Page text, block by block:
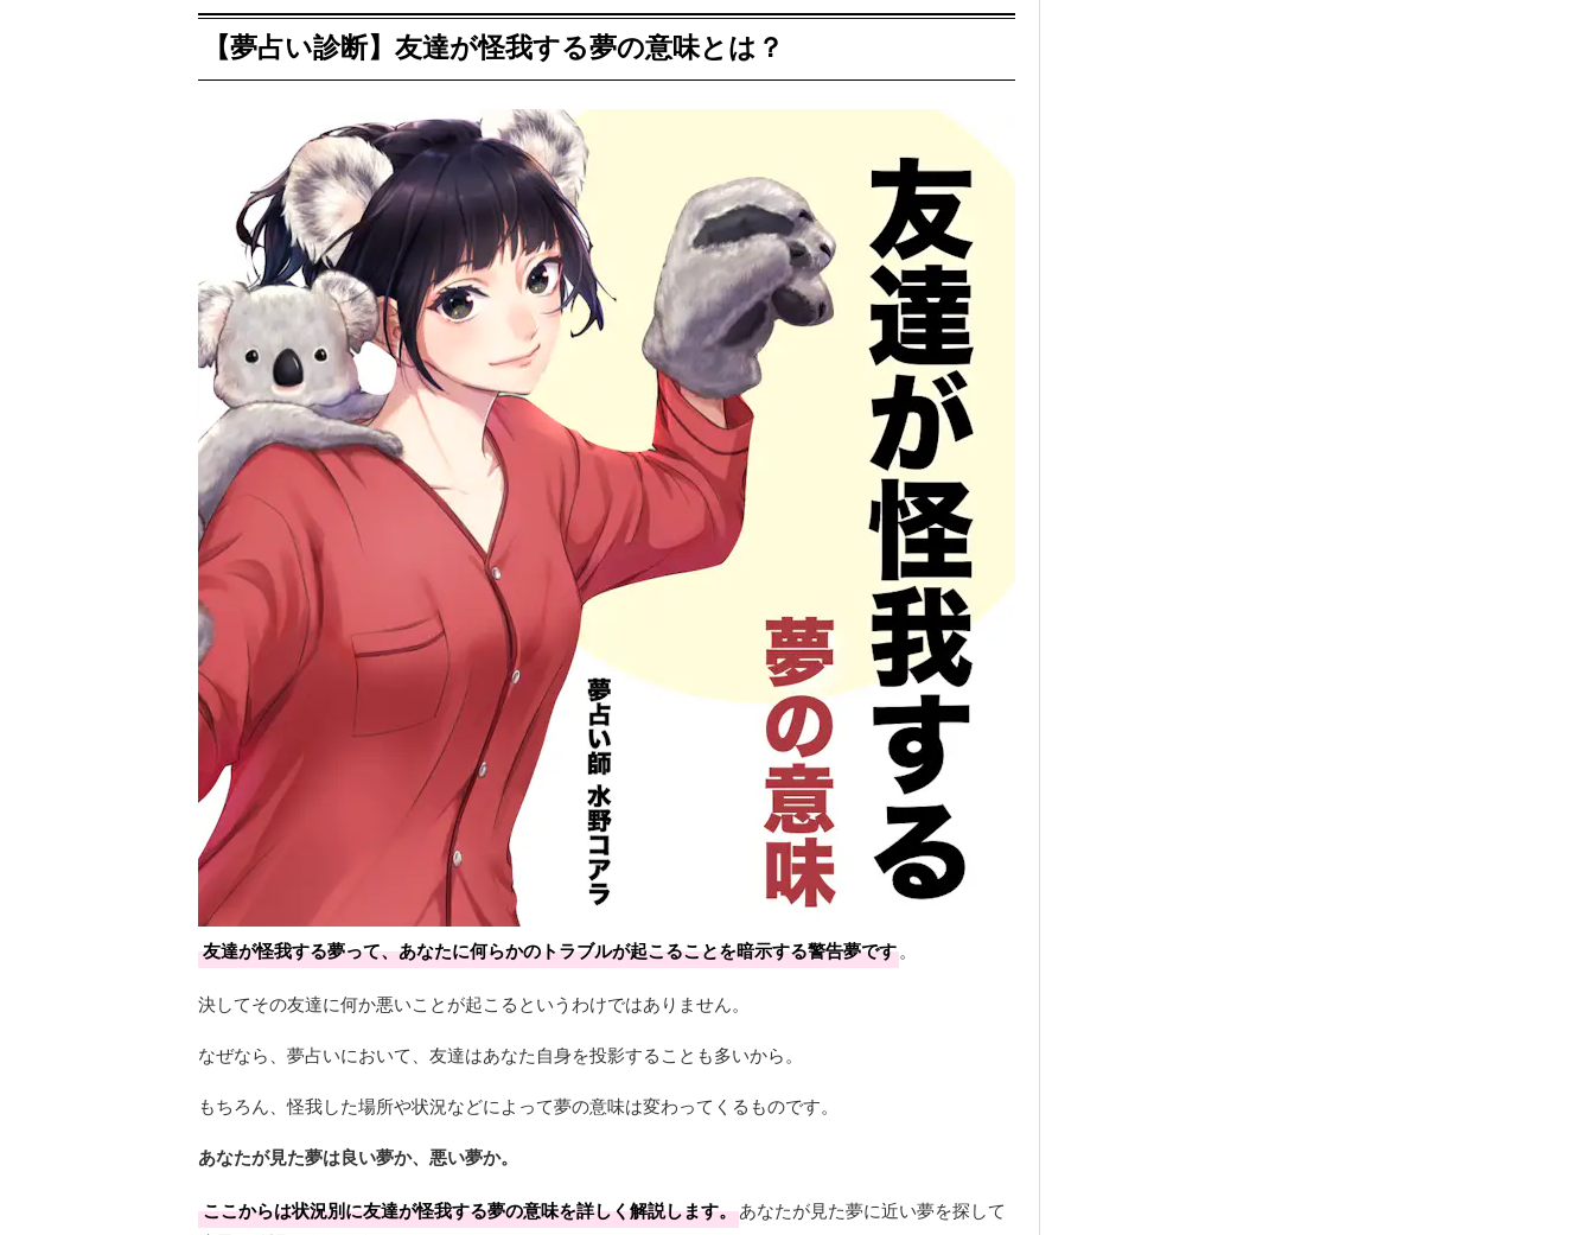
【夢占い診断】友達が怪我する夢の意味とは？
友達が怪我する夢って、あなたに何らかのトラブルが起こることを暗示する警告夢です。
決してその友達に何か悪いことが起こるというわけではありません。
なぜなら、夢占いにおいて、友達はあなた自身を投影することも多いから。
もちろん、怪我した場所や状況などによって夢の意味は変わってくるものです。
あなたが見た夢は良い夢か、悪い夢か。
ここからは状況別に友達が怪我する夢の意味を詳しく解説します。あなたが見た夢に近い夢を探して